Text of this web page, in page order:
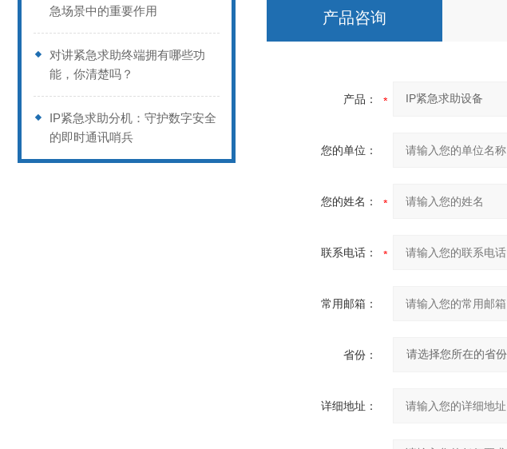
急场景中的重要作用
对讲紧急求助终端拥有哪些功
能，你清楚吗？
IP紧急求助分机：守护数字安全
的即时通讯哨兵
产品咨询
产品：
您的单位：
您的姓名：
联系电话：
常用邮箱：
省份：
详细地址：